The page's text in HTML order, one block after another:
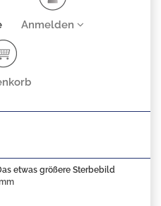
Anmelden
etwas größere Sterbebild